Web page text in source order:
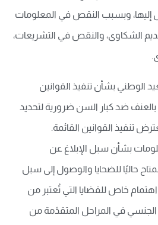
إليها، وبسبب النقص في المعلومات
الشكاوى، والنقص في التشريعات،
الوطني بشأن تنفيذ القوانين
بالعنف ضد كبار السن ضرورية لتحديد
تنفيذ القوانين القائمة.
بشأن سبل الإبلاغ عن
حاليًا للضحايا والوصول إلى سبل
خاص للقضايا التي تُعتبر من
الجنسي في المراحل المتقدّمة من